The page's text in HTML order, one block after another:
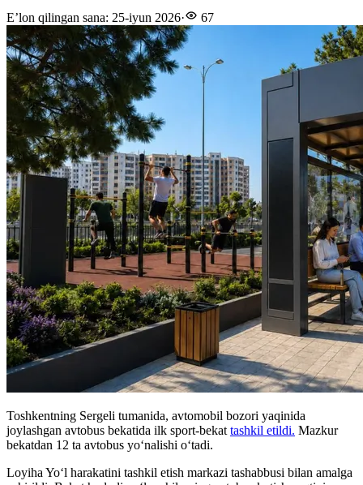
E’lon qilingan sana: 25-iyun 2026· 67
Toshkentning Sergeli tumanida, avtomobil bozori yaqinida
joylashgan avtobus bekatida ilk sport-bekat tashkil etildi. Mazkur
bekatdan 12 ta avtobus yo‘nalishi o‘tadi.
Loyiha Yo‘l harakatini tashkil etish markazi tashabbusi bilan amalga